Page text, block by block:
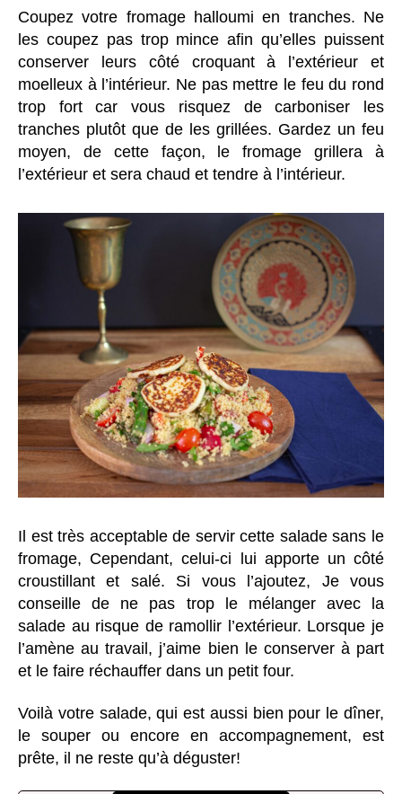
Coupez votre fromage halloumi en tranches. Ne
les coupez pas trop mince afin qu’elles puissent
conserver leurs côté croquant à l’extérieur et
moelleux à l’intérieur. Ne pas mettre le feu du rond
trop fort car vous risquez de carboniser les
tranches plutôt que de les grillées. Gardez un feu
moyen, de cette façon, le fromage grillera à
l’extérieur et sera chaud et tendre à l’intérieur.
Il est très acceptable de servir cette salade sans le
fromage, Cependant, celui-ci lui apporte un côté
croustillant et salé. Si vous l’ajoutez, Je vous
conseille de ne pas trop le mélanger avec la
salade au risque de ramollir l’extérieur. Lorsque je
l’amène au travail, j’aime bien le conserver à part
et le faire réchauffer dans un petit four.
Voilà votre salade, qui est aussi bien pour le dîner,
le souper ou encore en accompagnement, est
prête, il ne reste qu’à déguster!